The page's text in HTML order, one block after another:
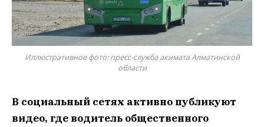
Иллюстративное фото: пресс-служба акимата Алматинской
области
В социальный сетях активно публикуют
видео, где водитель общественного